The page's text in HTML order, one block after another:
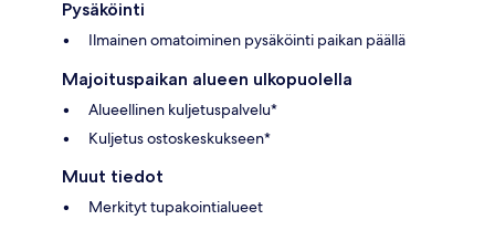
Pysäköinti
Ilmainen omatoiminen pysäköinti paikan päällä
Majoituspaikan alueen ulkopuolella
Alueellinen kuljetuspalvelu*
Kuljetus ostoskeskukseen*
Muut tiedot
Merkityt tupakointialueet